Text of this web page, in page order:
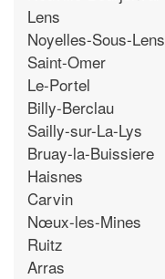
Lens
Noyelles-Sous-Lens
Saint-Omer
Le-Portel
Billy-Berclau
Sailly-sur-La-Lys
Bruay-la-Buissiere
Haisnes
Carvin
Nœux-les-Mines
Ruitz
Arras